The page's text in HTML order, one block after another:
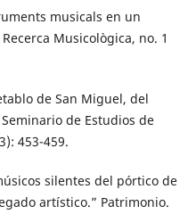
musicals en un
Musicològica, no. 1
de San Miguel, del
de Estudios de
453-459.
silentes del pórtico de
artístico.” Patrimonio.